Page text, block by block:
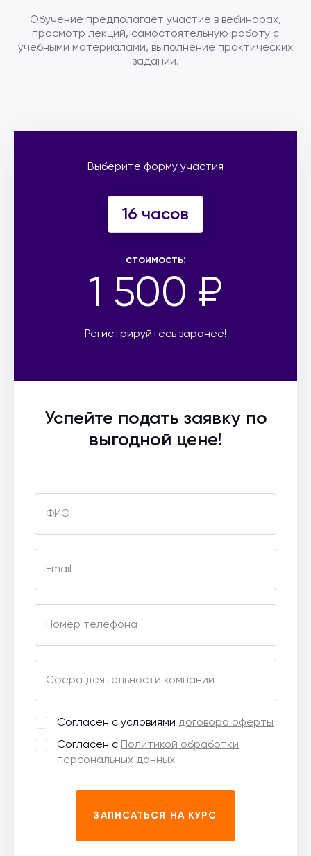
Обучение предполагает участие в вебинарах,
просмотр лекций, самостоятельную работу с
учебными материалами, выполнение практических
заданий.
Выберите форму участия
16 часов
стоимость:
1 500 ₽
Регистрируйтесь заранее!
Успейте подать заявку по
выгодной цене!
ФИО
Email
Номер телефона
Сфера деятельности компании
Согласен с условиями договора оферты
Согласен с
Политикой обработки
персональных данных
ЗАПИСАТЬСЯ НА КУРС